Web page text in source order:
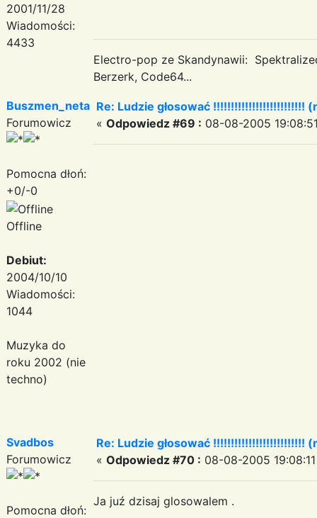
2001/11/28
Wiadomości:
4433
Electro-pop ze Skandynawii:
Berzerk, Code64...
Buszmen_neta
Forumowicz
Pomocna dłoń:
+0/-0
Offline
Debiut:
2004/10/10
Wiadomości:
1044
Muzyka do
roku 2002 (nie
techno)
Re: Ludzie głosować !!!!!!!!!!!!!!!!!!!!!!!!!!
« Odpowiedz #69 : 08-08-2005
Svadbos
Forumowicz
Pomocna dłoń:
Re: Ludzie głosować !!!!!!!!!!!!!!!!!!!!!!!!!!
« Odpowiedz #70 : 08-08-2005
Ja juź dzisaj glosowalem .